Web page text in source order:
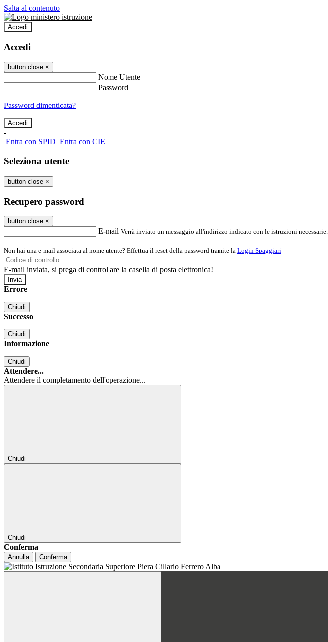
Salta al contenuto
Accedi
Accedi
button close ×
Nome Utente
Password
Password dimenticata?
-
Entra con SPID Entra con CIE
Seleziona utente
button close ×
Recupero password
button close ×
E-mail Verrà inviato un messaggio all'indirizzo indicato con le istruzioni necessarie.
Non hai una e-mail associata al nome utente? Effettua il reset della password tramite la Login Spaggiari
E-mail inviata, si prega di controllare la casella di posta elettronica!
Errore
Chiudi
Successo
Chiudi
Informazione
Chiudi
Attendere...
Attendere il completamento dell'operazione...
Chiudi
Chiudi
Conferma
Annulla Conferma